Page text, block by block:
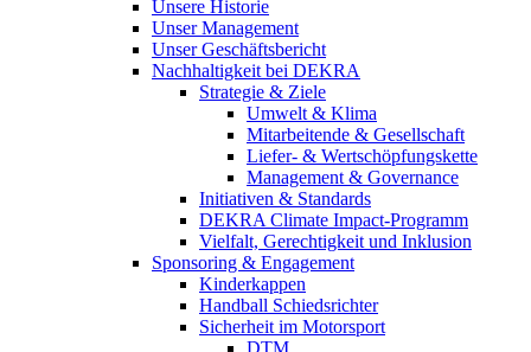
Unsere Historie
Unser Management
Unser Geschäftsbericht
Nachhaltigkeit bei DEKRA
Strategie & Ziele
Umwelt & Klima
Mitarbeitende & Gesellschaft
Liefer- & Wertschöpfungskette
Management & Governance
Initiativen & Standards
DEKRA Climate Impact-Programm
Vielfalt, Gerechtigkeit und Inklusion​
Sponsoring & Engagement
Kinderkappen
Handball Schiedsrichter
Sicherheit im Motorsport
DTM